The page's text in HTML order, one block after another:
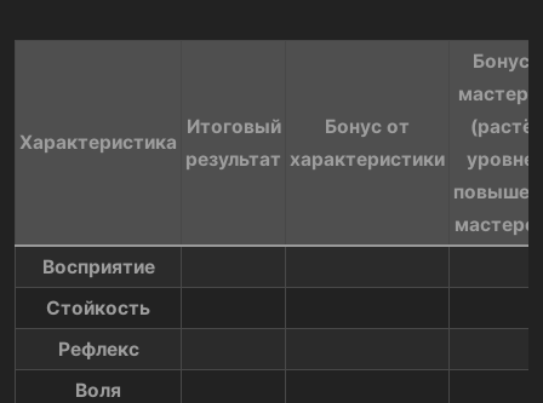
Характеристика​
Итоговый
результат​
Бонус от
характеристики​
Бонус
Восприятие
Стойкость
Рефлекс
Воля